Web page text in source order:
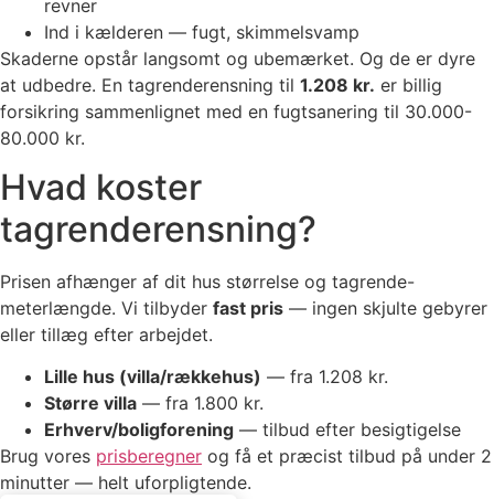
revner
Ind i kælderen — fugt, skimmelsvamp
Skaderne opstår langsomt og ubemærket. Og de er dyre
at udbedre. En tagrenderensning til 1.208 kr. er billig
forsikring sammenlignet med en fugtsanering til 30.000-
80.000 kr.
Hvad koster
tagrenderensning?
Prisen afhænger af dit hus størrelse og tagrende-
meterlængde. Vi tilbyder fast pris — ingen skjulte gebyrer
eller tillæg efter arbejdet.
Lille hus (villa/rækkehus) — fra 1.208 kr.
Større villa — fra 1.800 kr.
Erhverv/boligforening — tilbud efter besigtigelse
Brug vores prisberegner og få et præcist tilbud på under 2
minutter — helt uforpligtende.